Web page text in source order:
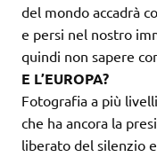
del mondo accadrà
e persi nel nostro
quindi non sapere
E L’EUROPA?
Fotografia a più
che ha ancora la
liberato del silenzio